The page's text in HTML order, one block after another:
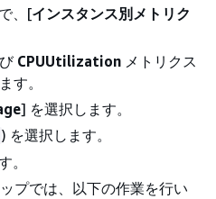
、[インスタンス別メトリク
CPUUtilization メトリクス
す。
] を選択します。
) を選択します。
。
プでは、以下の作業を行い